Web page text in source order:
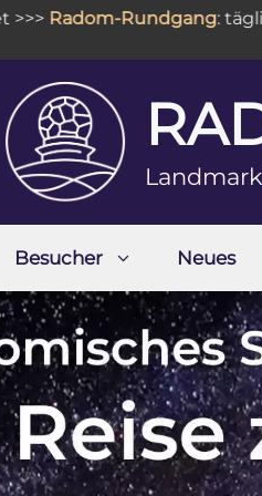
Radom-Rundgang: täglich
Besucher Neues